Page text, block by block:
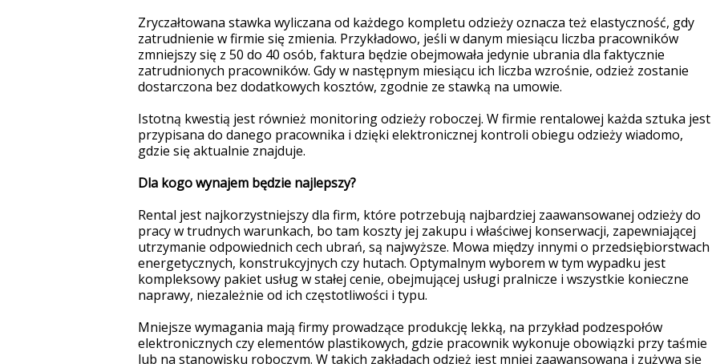
Zryczałtowana stawka wyliczana od każdego kompletu odzieży oznacza też elastyczność, gdy
zatrudnienie w firmie się zmienia. Przykładowo, jeśli w danym miesiącu liczba pracowników
zmniejszy się z 50 do 40 osób, faktura będzie obejmowała jedynie ubrania dla faktycznie
zatrudnionych pracowników. Gdy w następnym miesiącu ich liczba wzrośnie, odzież zostanie
dostarczona bez dodatkowych kosztów, zgodnie ze stawką na umowie.
Istotną kwestią jest również monitoring odzieży roboczej. W firmie rentalowej każda sztuka jest
przypisana do danego pracownika i dzięki elektronicznej kontroli obiegu odzieży wiadomo,
gdzie się aktualnie znajduje.
Dla kogo wynajem będzie najlepszy?
Rental jest najkorzystniejszy dla firm, które potrzebują najbardziej zaawansowanej odzieży do
pracy w trudnych warunkach, bo tam koszty jej zakupu i właściwej konserwacji, zapewniającej
utrzymanie odpowiednich cech ubrań, są najwyższe. Mowa między innymi o przedsiębiorstwach
energetycznych, konstrukcyjnych czy hutach. Optymalnym wyborem w tym wypadku jest
kompleksowy pakiet usług w stałej cenie, obejmującej usługi pralnicze i wszystkie konieczne
naprawy, niezależnie od ich częstotliwości i typu.
Mniejsze wymagania mają firmy prowadzące produkcję lekką, na przykład podzespołów
elektronicznych czy elementów plastikowych, gdzie pracownik wykonuje obowiązki przy taśmie
lub na stanowisku roboczym. W takich zakładach odzież jest mniej zaawansowana i zużywa się